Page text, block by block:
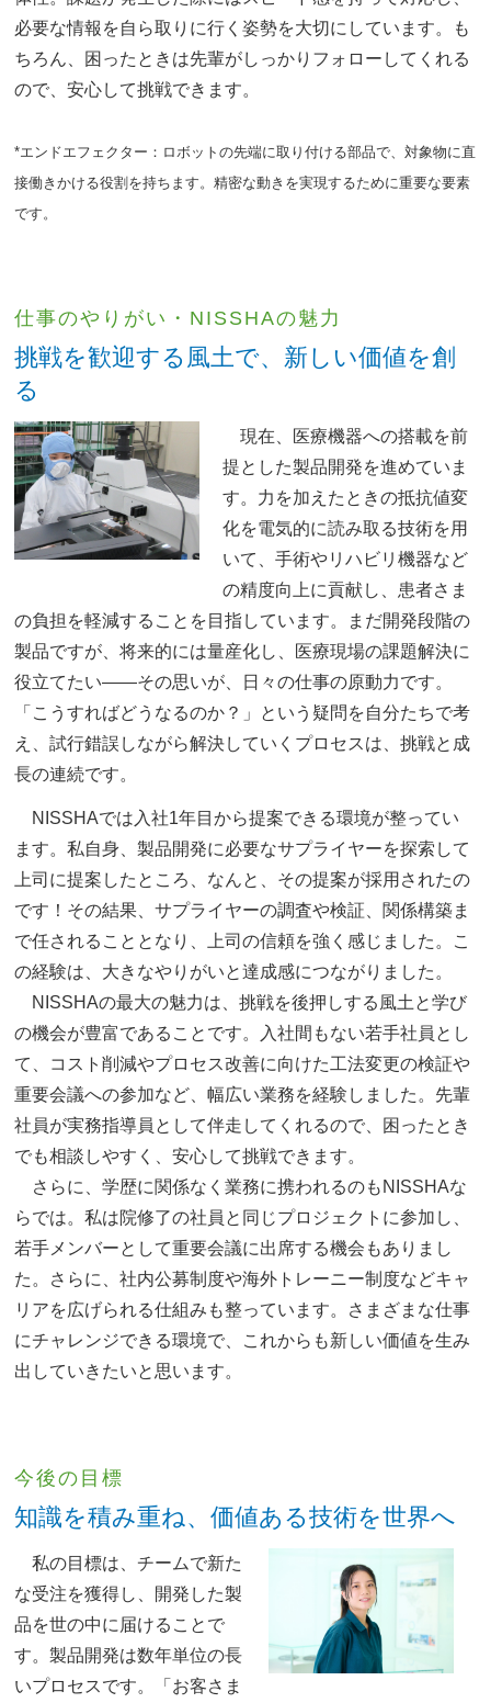
必要な情報を自ら取りに行く姿勢を大切にしています。も
ちろん、困ったときは先輩がしっかりフォローしてくれる
ので、安心して挑戦できます。
*エンドエフェクター：ロボットの先端に取り付ける部品で、対象物に直
接働きかける役割を持ちます。精密な動きを実現するために重要な要素
です。
仕事のやりがい・NISSHAの魅力
挑戦を歓迎する風土で、新しい価値を創
る
現在、医療機器への搭載を前
提とした製品開発を進めていま
す。力を加えたときの抵抗値変
化を電気的に読み取る技術を用
いて、手術やリハビリ機器など
の精度向上に貢献し、患者さま
の負担を軽減することを目指しています。まだ開発段階の
製品ですが、将来的には量産化し、医療現場の課題解決に
役立てたい——その思いが、日々の仕事の原動力です。
「こうすればどうなるのか？」という疑問を自分たちで考
え、試行錯誤しながら解決していくプロセスは、挑戦と成
長の連続です。
NISSHAでは入社1年目から提案できる環境が整ってい
ます。私自身、製品開発に必要なサプライヤーを探索して
上司に提案したところ、なんと、その提案が採用されたの
です！その結果、サプライヤーの調査や検証、関係構築ま
で任されることとなり、上司の信頼を強く感じました。こ
の経験は、大きなやりがいと達成感につながりました。
NISSHAの最大の魅力は、挑戦を後押しする風土と学び
の機会が豊富であることです。入社間もない若手社員とし
て、コスト削減やプロセス改善に向けた工法変更の検証や
重要会議への参加など、幅広い業務を経験しました。先輩
社員が実務指導員として伴走してくれるので、困ったとき
でも相談しやすく、安心して挑戦できます。
さらに、学歴に関係なく業務に携われるのもNISSHAな
らでは。私は院修了の社員と同じプロジェクトに参加し、
若手メンバーとして重要会議に出席する機会もありまし
た。さらに、社内公募制度や海外トレーニー制度などキャ
リアを広げられる仕組みも整っています。さまざまな仕事
にチャレンジできる環境で、これからも新しい価値を生み
出していきたいと思います。
今後の目標
知識を積み重ね、価値ある技術を世界へ
私の目標は、チームで新た
な受注を獲得し、開発した製
品を世の中に届けることで
す。製品開発は数年単位の長
いプロセスです。「お客さま